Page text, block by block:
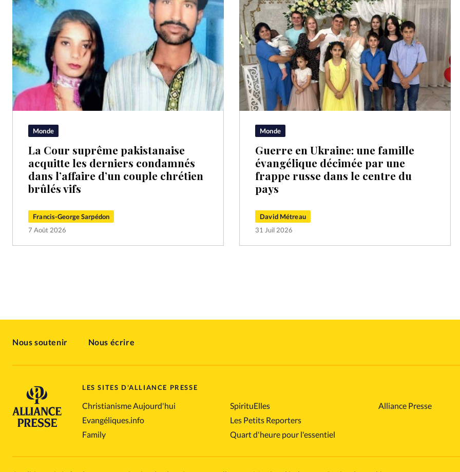
Monde
La Cour suprême pakistanaise
acquitte les derniers condamnés
dans l’affaire d’un couple chrétien
brûlés vifs
Francis-George Sarpédon
7 Août 2026
Monde
Guerre en Ukraine: une famille
évangélique décimée par une
frappe russe dans le centre du
pays
David Métreau
31 Juil 2026
Nous soutenir Nous écrire
LES SITES D'ALLIANCE PRESSE
Christianisme Aujourd'hui
Evangéliques.info
Family
SpirituElles
Les Petits Reporters
Quart d'heure pour l'essentiel
Alliance Presse